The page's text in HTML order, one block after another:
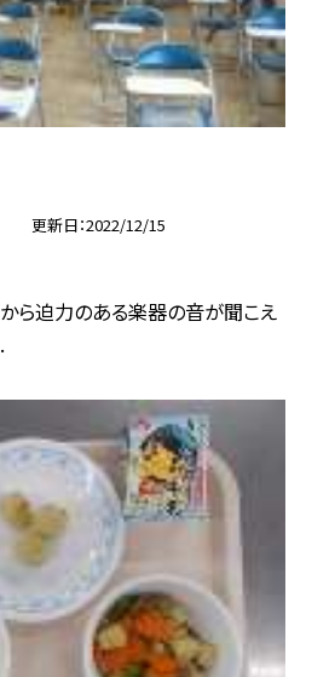
更新日 2022/12/15
から迫力のある楽器の音が聞こえ